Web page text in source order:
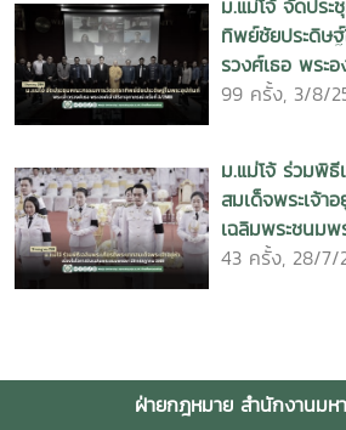
ม.แม่โจ้ จัดประ
ทิพย์ชัยประดิษ
รวงศ์เธอ พระอ
99 ครั้ง, 3/8/
ม.แม่โจ้ ร่วมพิธี
สมเด็จพระเจ้า
เฉลิมพระชนมพ
43 ครั้ง, 28/
ฝ่ายกฎหมาย สำนักงานมห